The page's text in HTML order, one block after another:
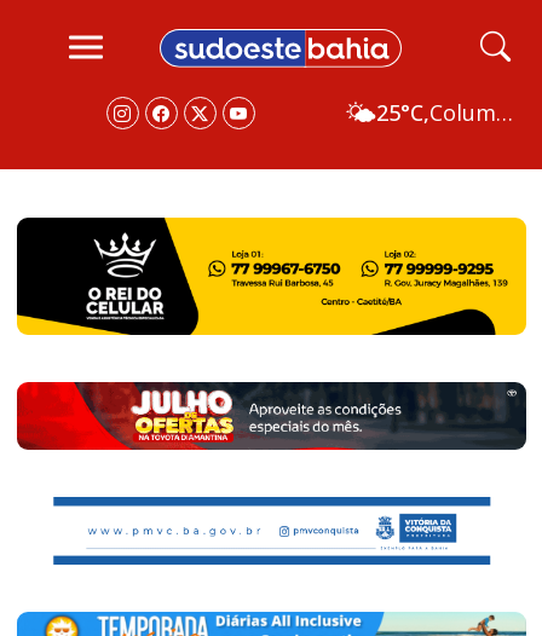
🌤️25°C, Columbus